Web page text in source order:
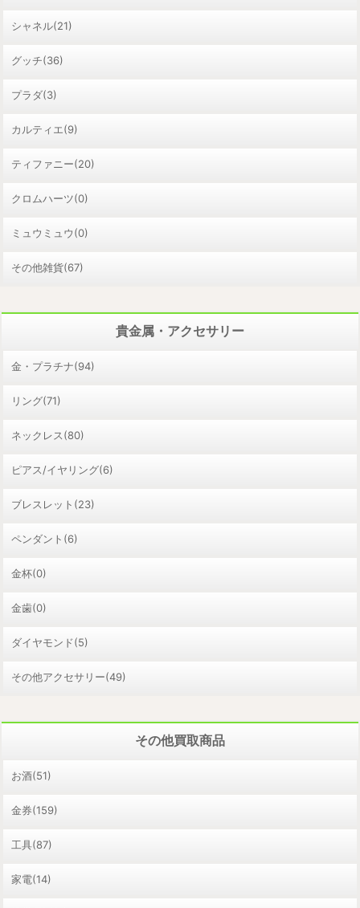
シャネル(21)
グッチ(36)
プラダ(3)
カルティエ(9)
ティファニー(20)
クロムハーツ(0)
ミュウミュウ(0)
その他雑貨(67)
貴金属・アクセサリー
金・プラチナ(94)
リング(71)
ネックレス(80)
ピアス/イヤリング(6)
ブレスレット(23)
ペンダント(6)
金杯(0)
金歯(0)
ダイヤモンド(5)
その他アクセサリー(49)
その他買取商品
お酒(51)
金券(159)
工具(87)
家電(14)